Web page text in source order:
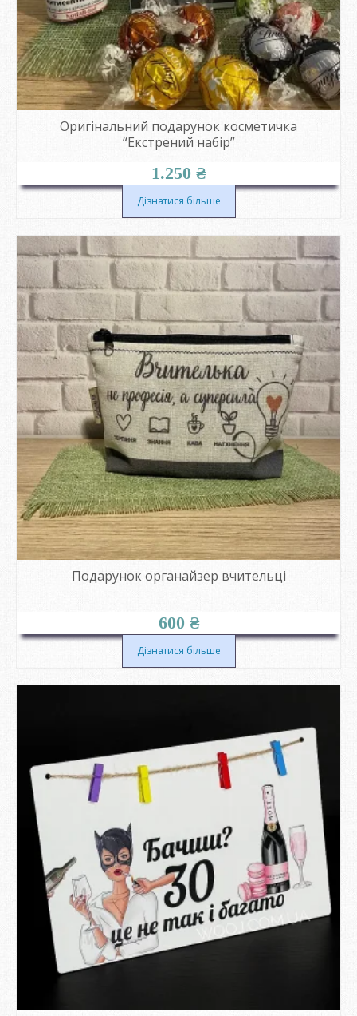
Оригінальний подарунок косметичка
“Екстрений набір”
1.250 ₴
Дізнатися більше
Подарунок органайзер вчительці
600 ₴
Дізнатися більше